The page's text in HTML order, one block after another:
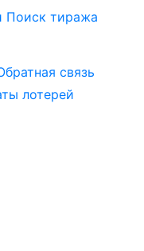
Поиск тиража
связь
лотерей